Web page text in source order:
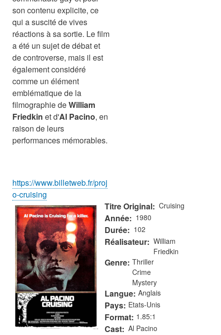
son contenu explicite, ce
qui a suscité de vives
réactions à sa sortie. Le film
a été un sujet de débat et
de controverse, mais il est
également considéré
comme un élément
emblématique de la
filmographie deWilliam
Friedkin et d'Al Pacino, en
raison de leurs
performances mémorables.
https://www.billetweb.fr/proj
o-cruising
Titre Original
Cruising
Année 1980
Durée 102
Réalisateur
William
Friedkin
Genre Thriller
Crime
Mystery
Langue Anglais
Pays Etats-Unis
Format 1.85:1
Cast
Al Pacino